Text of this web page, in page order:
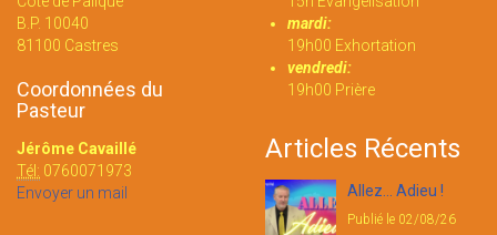
B.P. 10040
81100 Castres
Coordonnées du
Pasteur
Jérôme Cavaillé
Tél: 0760071973
Envoyer un mail
mardi:
19h00 Exhortation
vendredi:
19h00 Prière
Articles Récents
Allez... Adieu !
Publié le 02/08/26